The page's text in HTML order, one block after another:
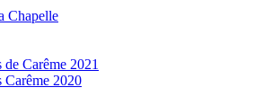
Chapelle
de Carême 2021
Carême 2020